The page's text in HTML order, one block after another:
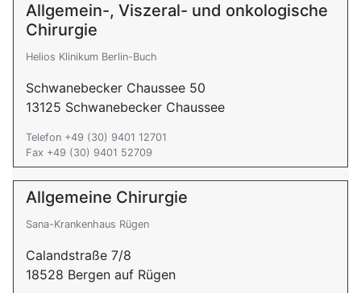
Allgemein-, Viszeral- und onkologische
Chirurgie
Helios Klinikum Berlin-Buch
Schwanebecker Chaussee 50
13125 Schwanebecker Chaussee
Telefon +49 (30) 9401 12701
Fax +49 (30) 9401 52709
Allgemeine Chirurgie
Sana-Krankenhaus Rügen
Calandstraße 7/8
18528 Bergen auf Rügen